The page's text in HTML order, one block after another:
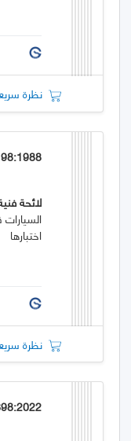
نظرة
لائحة
السيارات
اختبارها
نظرة